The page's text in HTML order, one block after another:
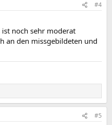
#4
ist noch sehr moderat
an den missgebildeten und
#5